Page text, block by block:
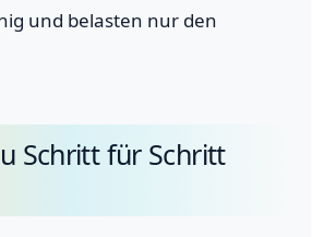
und belasten nur den
Schritt für Schritt